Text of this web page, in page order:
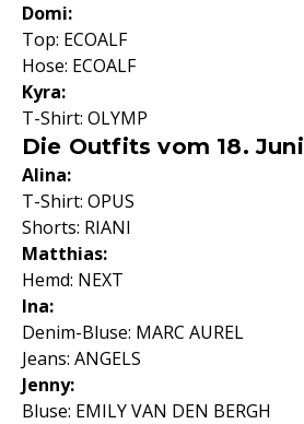
Domi:
Top: ECOALF
Hose: ECOALF
Kyra:
T-Shirt: OLYMP
Die Outfits vom 18. Juni
Alina:
T-Shirt: OPUS
Shorts: RIANI
Matthias:
Hemd: NEXT
Ina:
Denim-Bluse: MARC AUREL
Jeans: ANGELS
Jenny:
Bluse: EMILY VAN DEN BERGH